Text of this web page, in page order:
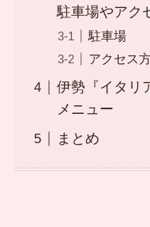
駐車場やアク
駐車場
アクセス
伊勢『イタリ
メニュー
まとめ